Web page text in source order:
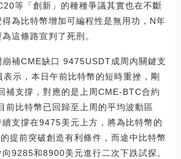
等「創新」的種種爭議其實也在不斷
為比特幣增加可編程性是無用功，N年
這條路宣判了死刑。
補CME缺口 9475USDT成周內關鍵支
示，本日午前比特幣的短時重挫，剛
補支撐，對應的是上周CME-BTC合約
前比特幣已回歸至上周的平均波動區
支撐在9475美元上方，將為比特幣的
提前突破創造有利條件，而途中比特幣
9285和8900美元進行二次下跌試探。